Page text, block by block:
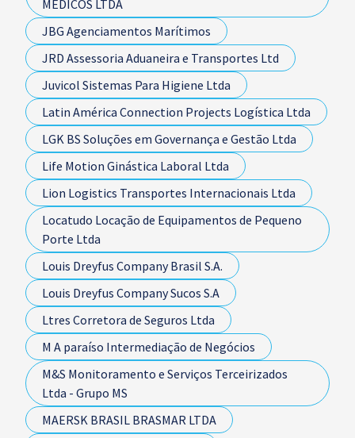
MÉDICOS LTDA
JBG Agenciamentos Marítimos
JRD Assessoria Aduaneira e Transportes Ltd
Juvicol Sistemas Para Higiene Ltda
Latin América Connection Projects Logística Ltda
LGK BS Soluções em Governança e Gestão Ltda
Life Motion Ginástica Laboral Ltda
Lion Logistics Transportes Internacionais Ltda
Locatudo Locação de Equipamentos de Pequeno
Porte Ltda
Louis Dreyfus Company Brasil S.A.
Louis Dreyfus Company Sucos S.A
Ltres Corretora de Seguros Ltda
M A paraíso Intermediação de Negócios
M&S Monitoramento e Serviços Terceirizados
Ltda - Grupo MS
MAERSK BRASIL BRASMAR LTDA